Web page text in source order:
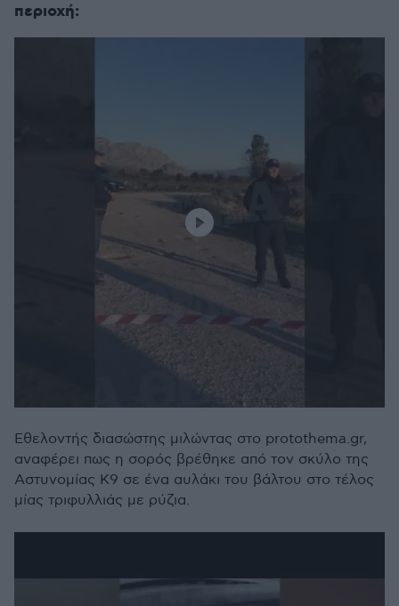
περιοχή:
Εθελοντής διασώστης μιλώντας στο protothema.gr,
αναφέρει πως η σορός βρέθηκε από τον σκύλο της
Αστυνομίας Κ9 σε ένα αυλάκι του βάλτου στο τέλος
μίας τριφυλλιάς με ρύζια.